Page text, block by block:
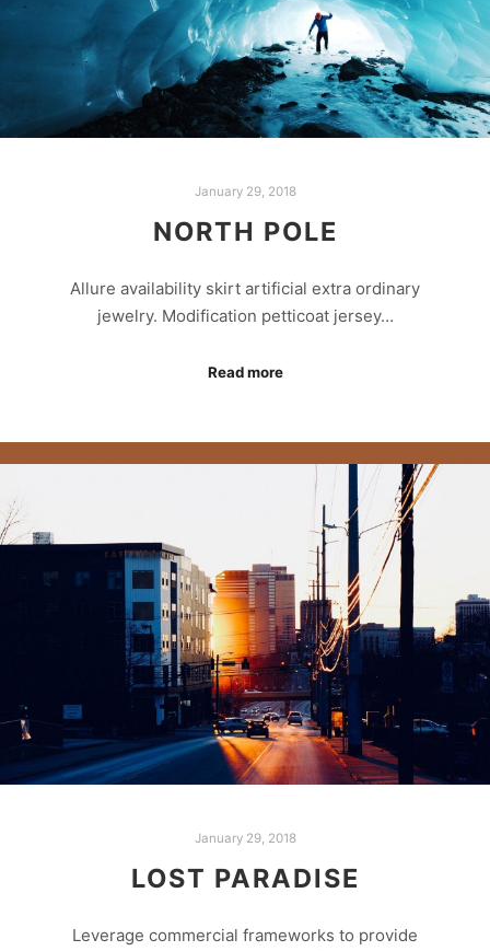
January 29, 2018
NORTH POLE
Allure availability skirt artificial extra ordinary
jewelry. Modification petticoat jersey…
Read more
January 29, 2018
LOST PARADISE
Leverage commercial frameworks to provide